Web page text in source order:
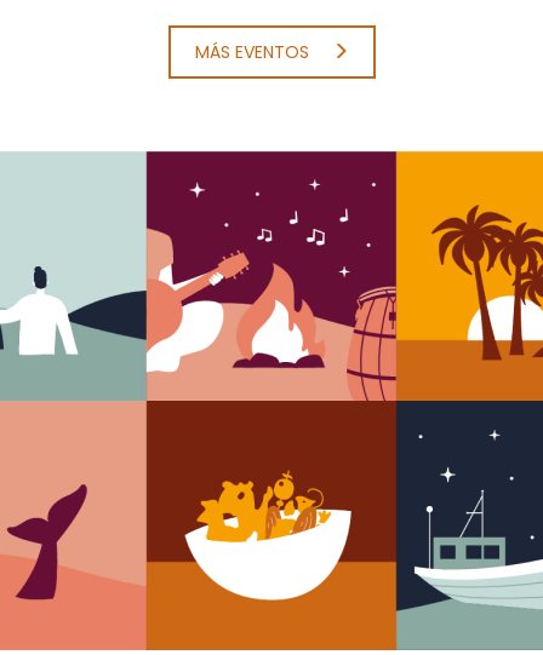
MÁS EVENTOS